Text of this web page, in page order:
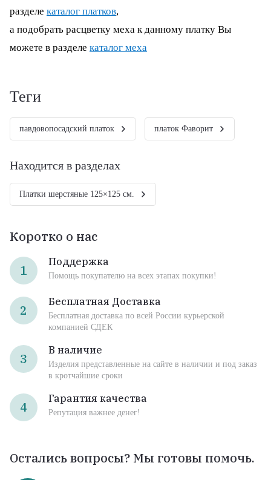
разделе каталог платков,
а подобрать расцветку меха к данному платку Вы
можете в разделе каталог меха
теги
павдовопосадский платок платок Фаворит
Находится в разделах
Платки шерстяные 125×125 см.
Коротко о нас
1
Поддержка
Помощь покупателю на всех этапах покупки!
2
Бесплатная Доставка
Бесплатная доставка по всей России курьерской
компанией СДЕК
3
В наличие
Изделия представленные на сайте в наличии и под заказ
в кротчайшие сроки
4
Гарантия качества
Репутация важнее денег!
Остались вопросы? Мы готовы помочь.